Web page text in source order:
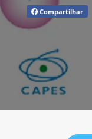
Compartilhar